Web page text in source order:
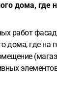
дома, где
работ
дома, где на
т.д. Обязана